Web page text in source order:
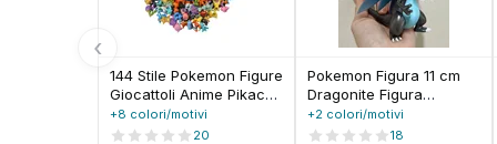
‹
144 Stile Pokemon Figure
Giocattoli Anime Pikachu
Action Figure Modello
Decorazione
+8 colori/motivi
20
Pokemon Figura 11 cm
Dragonite Figura
Animale Domestico
Genio Spitfire Charizard
+2 colori/motivi
18